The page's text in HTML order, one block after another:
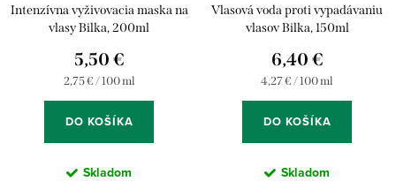
Intenzívna vyživovacia maska na
vlasy Bilka, 200ml
5,50 €
Jednotková
cena:
2,75 € / 100 ml
DO KOŠÍKA
Skladom
Vlasová voda proti vypadávaniu
vlasov Bilka, 150ml
6,40 €
Jednotková
cena:
4,27 € / 100 ml
DO KOŠÍKA
Skladom